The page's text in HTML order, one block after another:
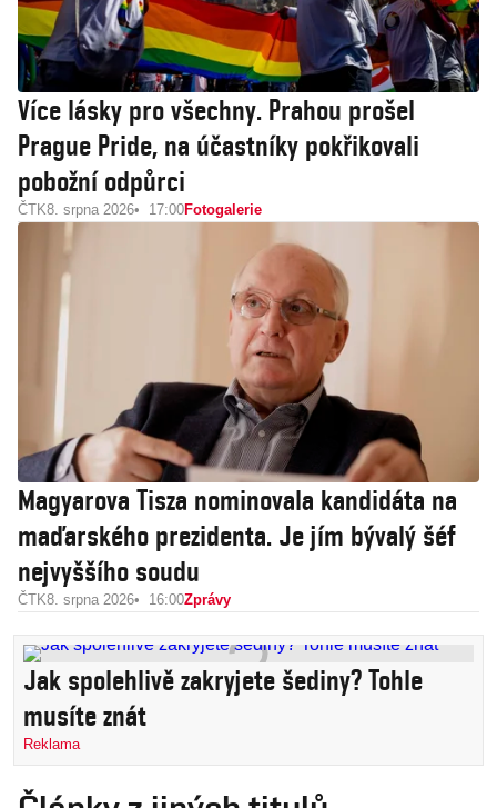
Více lásky pro všechny. Prahou prošel
Prague Pride, na účastníky pokřikovali
pobožní odpůrci
ČTK8. srpna 2026 17:00Fotogalerie
Magyarova Tisza nominovala kandidáta na
maďarského prezidenta. Je jím bývalý šéf
nejvyššího soudu
ČTK8. srpna 2026 16:00Zprávy
Jak spolehlivě zakryjete šediny? Tohle
musíte znát
Reklama